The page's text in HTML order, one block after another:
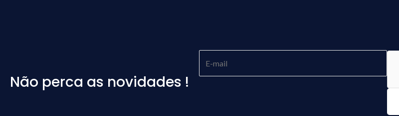
Não perca as novidades !